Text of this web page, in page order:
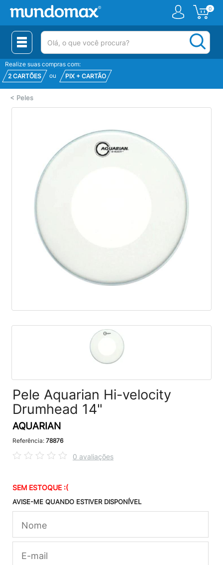
0
(pesquisar)
Realize suas compras com:
2 CARTÕES
ou PIX + CARTÃO
< Peles
Pele Aquarian Hi-velocity
Drumhead 14"
AQUARIAN
Referência: 78876
0 avaliações
SEM ESTOQUE :(
AVISE-ME QUANDO ESTIVER DISPONÍVEL